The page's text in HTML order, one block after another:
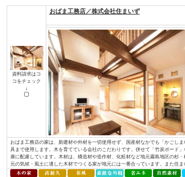
コをチェック
ほんとうに安心して暮らせる住まいとは何でしょ
か？ 私たちは“家”という観点で考えました。 例
ある豊富な良い木材を 先進の技術で加工し、住
る。 日...